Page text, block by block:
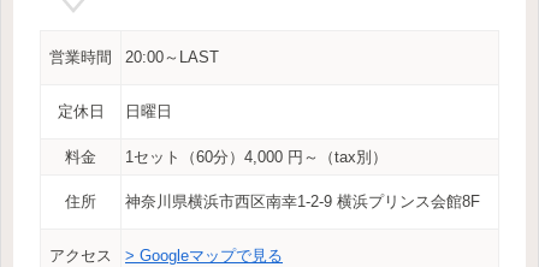
営業時間 20:00～LAST
定休日 日曜日
料金 1セット（60分）4,000 円～（tax別）
住所 神奈川県横浜市西区南幸1-2-9 横浜プリンス会館8F
アクセス > Googleマップで見る